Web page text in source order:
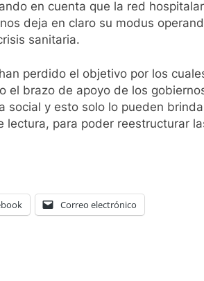
en cuenta que la red
deja en claro su modus
sanitaria.
perdido el objetivo por los
el brazo de apoyo de los
social y esto solo lo pueden
para poder reestructurar
Correo electrónico